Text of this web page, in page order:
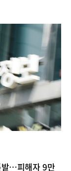
발…피해자 9만